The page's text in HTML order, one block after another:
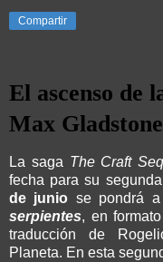
Compartir
El ascenso de
Max
La sagaThe Craft
fecha para su
de junio se pondrá
serpientes, en
traducción de
Planeta. En esta